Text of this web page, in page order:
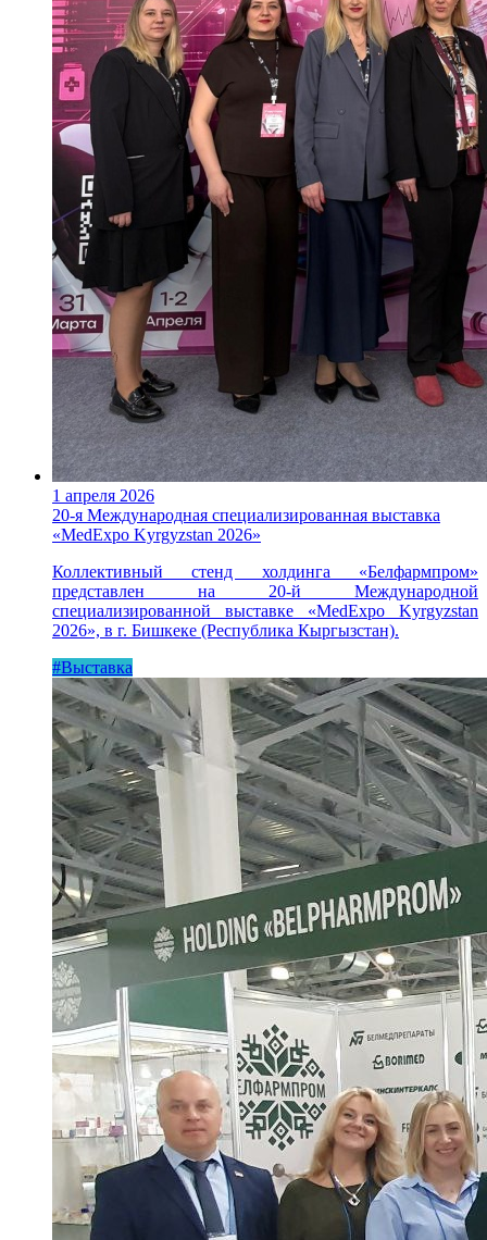
1 апреля 2026
20-я Международная специализированная выставка
«MedExpo Kyrgyzstan 2026»
Коллективный стенд холдинга «Белфармпром»
представлен на 20-й Международной
специализированной выставке «MedExpo Kyrgyzstan
2026», в г. Бишкеке (Республика Кыргызстан).
#Выставка